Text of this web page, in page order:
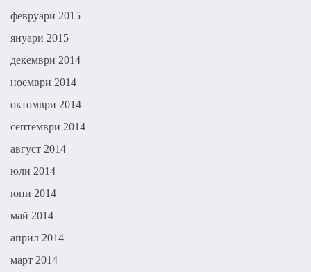
февруари 2015
януари 2015
декември 2014
ноември 2014
октомври 2014
септември 2014
август 2014
юли 2014
юни 2014
май 2014
април 2014
март 2014